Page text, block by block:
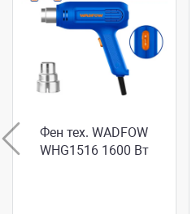
Фен тех. WADFOW
WHG1516 1600 Вт